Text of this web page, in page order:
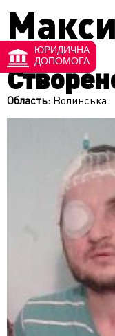
Область: Волинська
ЮРИДИЧНА
ДОПОМОГА